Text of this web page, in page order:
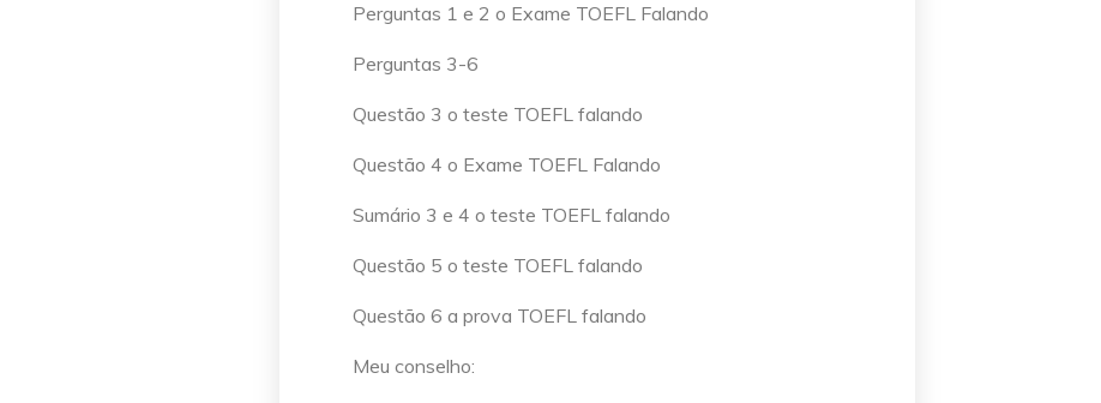
Perguntas 1 e 2 o Exame TOEFL Falando
Perguntas 3-6
Questão 3 o teste TOEFL falando
Questão 4 o Exame TOEFL Falando
Sumário 3 e 4 o teste TOEFL falando
Questão 5 o teste TOEFL falando
Questão 6 a prova TOEFL falando
Meu conselho: